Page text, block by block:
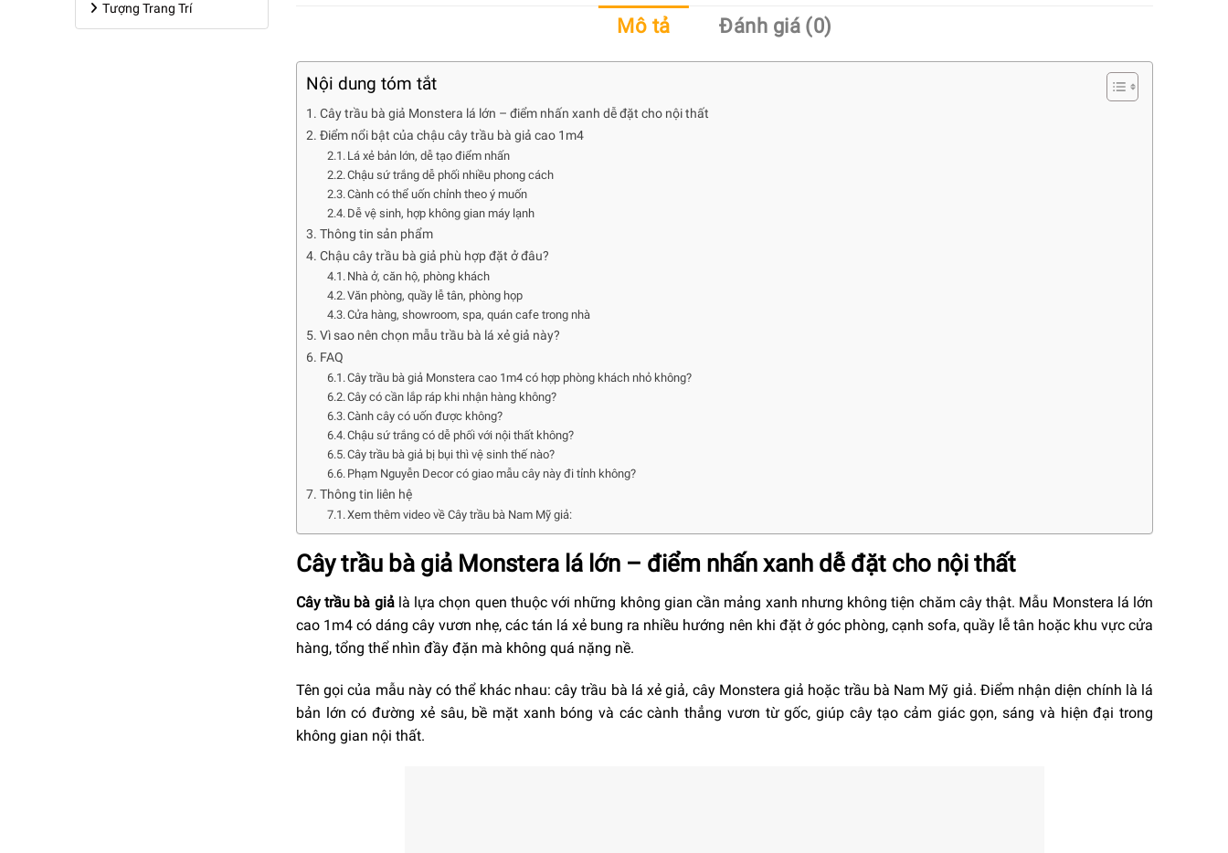
Tượng Trang Trí
Mô tả Đánh giá (0)
Nội dung tóm tắt
Cây trầu bà giả Monstera lá lớn – điểm nhấn xanh dễ đặt cho nội thất
Điểm nổi bật của chậu cây trầu bà giả cao 1m4
Lá xẻ bản lớn, dễ tạo điểm nhấn
Chậu sứ trắng dễ phối nhiều phong cách
Cành có thể uốn chỉnh theo ý muốn
Dễ vệ sinh, hợp không gian máy lạnh
Thông tin sản phẩm
Chậu cây trầu bà giả phù hợp đặt ở đâu?
Nhà ở, căn hộ, phòng khách
Văn phòng, quầy lễ tân, phòng họp
Cửa hàng, showroom, spa, quán cafe trong nhà
Vì sao nên chọn mẫu trầu bà lá xẻ giả này?
FAQ
Cây trầu bà giả Monstera cao 1m4 có hợp phòng khách nhỏ không?
Cây có cần lắp ráp khi nhận hàng không?
Cành cây có uốn được không?
Chậu sứ trắng có dễ phối với nội thất không?
Cây trầu bà giả bị bụi thì vệ sinh thế nào?
Phạm Nguyễn Decor có giao mẫu cây này đi tỉnh không?
Thông tin liên hệ
Xem thêm video về Cây trầu bà Nam Mỹ giả:
Cây trầu bà giả Monstera lá lớn – điểm nhấn xanh dễ đặt cho nội thất
Cây trầu bà giảlà lựa chọn quen thuộc với những không gian cần mảng xanh nhưng không tiện chăm cây thật. Mẫu Monstera lá lớn
cao 1m4 có dáng cây vươn nhẹ, các tán lá xẻ bung ra nhiều hướng nên khi đặt ở góc phòng, cạnh sofa, quầy lễ tân hoặc khu vực cửa
hàng, tổng thể nhìn đầy đặn mà không quá nặng nề.
Tên gọi của mẫu này có thể khác nhau: cây trầu bà lá xẻ giả, cây Monstera giả hoặc trầu bà Nam Mỹ giả. Điểm nhận diện chính là lá
bản lớn có đường xẻ sâu, bề mặt xanh bóng và các cành thẳng vươn từ gốc, giúp cây tạo cảm giác gọn, sáng và hiện đại trong
không gian nội thất.